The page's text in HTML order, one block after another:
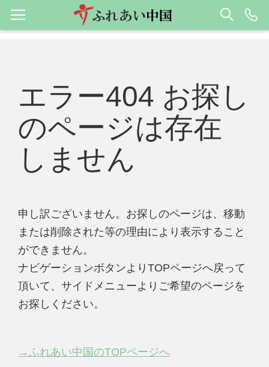
エラー404 お探し
のページは存在
しません
申し訳ございません。お探しのページは、移動
または削除された等の理由により表示すること
ができません。
ナビゲーションボタンよりTOPページへ戻って
頂いて、サイドメニューよりご希望のページを
お探しください。
→ふれあい中国のTOPページへ